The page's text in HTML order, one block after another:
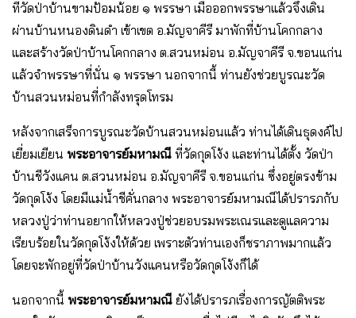
ที่วัดป่าบ้านขามป้อมน้อย ๑ พรรษา เมื่อออกพรรษาแล้วจึงเดิน
ผ่านบ้านหนองดินดำ เข้าเขต อ.มัญจาคีรี มาพักที่บ้านโคกกลาง
และสร้างวัดป่าบ้านโคกกลาง ต.สวนหม่อน อ.มัญจาคีรี จ.ขอนแก่น
แล้วจำพรรษาที่นั่น ๑ พรรษา นอกจากนี้ ท่านยังช่วยบูรณะวัด
บ้านสวนหม่อนที่กำลังทรุดโทรม
หลังจากเสร็จการบูรณะวัดบ้านสวนหม่อนแล้ว ท่านได้เดินธุดงค์ไป
เยี่ยมเยียน พระอาจารย์มหามณี ที่วัดกุดโง้ง และท่านได้ตั้ง วัดป่า
บ้านชีวังแคน ต.สวนหม่อน อ.มัญจาคีรี จ.ขอนแก่น ซึ่งอยู่ตรงข้าม
วัดกุดโง้ง โดยมีแม่น้ำชีคั่นกลาง พระอาจารย์มหามณีได้ปรารภกับ
หลวงปู่ว่าท่านอยากให้หลวงปู่ช่วยอบรมพระเณรและดูแลความ
เรียบร้อยในวัดกุดโง้งให้ด้วย เพราะตัวท่านเองก็ชราภาพมากแล้ว
โดยจะพักอยู่ที่วัดป่าบ้านวังแคนหรือวัดกุดโง้งก็ได้
นอกจากนี้ พระอาจารย์มหามณี ยังได้ปรารภเรื่องการญัตติพระ